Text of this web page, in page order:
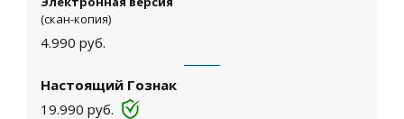
(скан-копия)
4.990 руб.
Настоящий Гознак
19.990 руб.